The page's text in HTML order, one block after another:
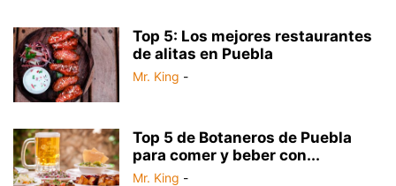
Top 5: Los mejores restaurantes
de alitas en Puebla
Mr. King -
Top 5 de Botaneros de Puebla
para comer y beber con...
Mr. King -